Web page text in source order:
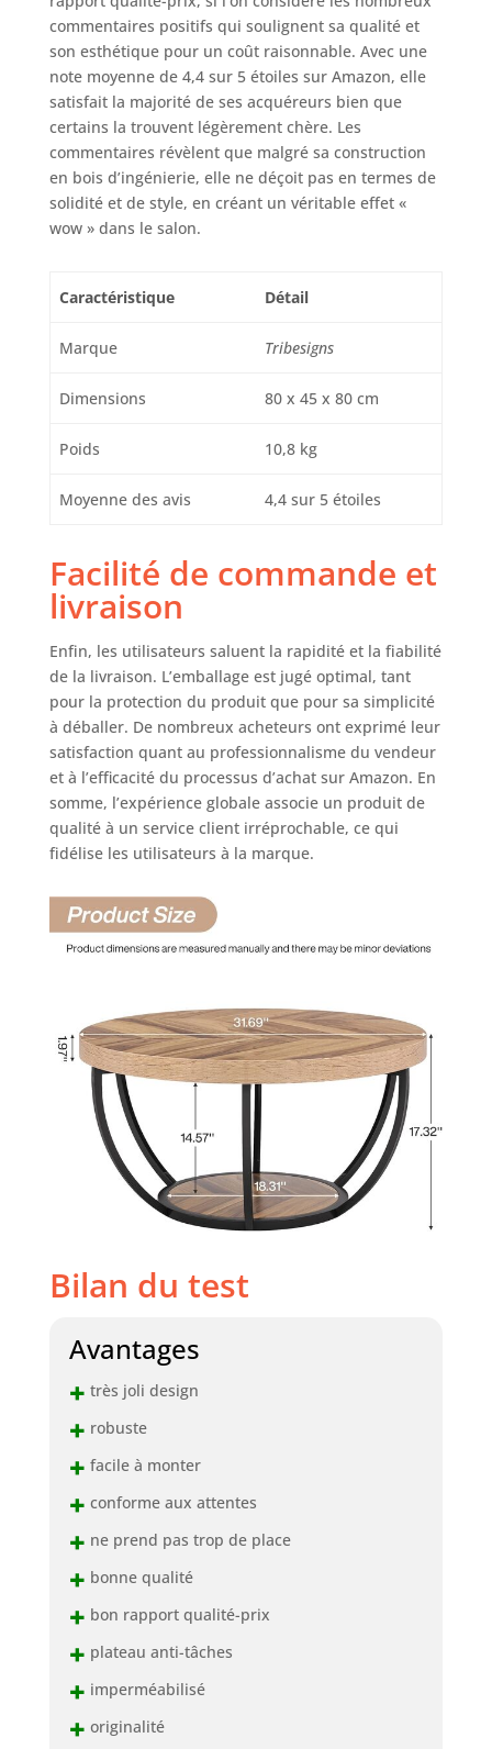
collations ou pour
exposer vos objets
de décoration
préférés, ce qui en
fait un choix
parfait pour toute
occasion. APPEL
INTEMPOREL : Avec
sa finition grain de
forme d'arc, cette
moderne s'adapte
parfaitement à
décoration
un meuble qui ne
jamais, ce qui en
intelligent dont
années, parfait
pour le placer
dans un salon, un
bureau ou une
salle de réception.
FACILE À
ASSEMBLER : La
table basse ronde
en bois à 2 niveaux
est livrée avec tout
instructions de
l'assemblage. Nous
fournissons une
garantie produit
de 18 mois et des
services de vente
professionnels. si
vous avez des
questions,
n'hésitez pas à
nous contacter.
commentaires positifs qui soulignent sa qualité et
son esthétique pour un coût raisonnable. Avec une
note moyenne de 4,4 sur 5 étoiles sur Amazon, elle
satisfait la majorité de ses acquéreurs bien que
certains la trouvent légèrement chère. Les
commentaires révèlent que malgré sa construction
en bois d’ingénierie, elle ne déçoit pas en termes de
solidité et de style, en créant un véritable effet «
wow » dans le salon.
Caractéristique Détail
Marque Tribesigns
Dimensions 80 x 45 x 80 cm
Poids 10,8 kg
Moyenne des avis 4,4 sur 5 étoiles
Facilité de commande et
livraison
Enfin, les utilisateurs saluent la rapidité et la fiabilité
de la livraison. L’emballage est jugé optimal, tant
pour la protection du produit que pour sa simplicité
à déballer. De nombreux acheteurs ont exprimé leur
satisfaction quant au professionnalisme du vendeur
et à l’efficacité du processus d’achat sur Amazon. En
somme, l’expérience globale associe un produit de
qualité à un service client irréprochable, ce qui
fidélise les utilisateurs à la marque.
Bilan du test
Avantages
+ très joli design
+ robuste
+ facile à monter
+ conforme aux attentes
+ ne prend pas trop de place
+ bonne qualité
+ bon rapport qualité-prix
+ plateau anti-tâches
+ imperméabilisé
+ originalité